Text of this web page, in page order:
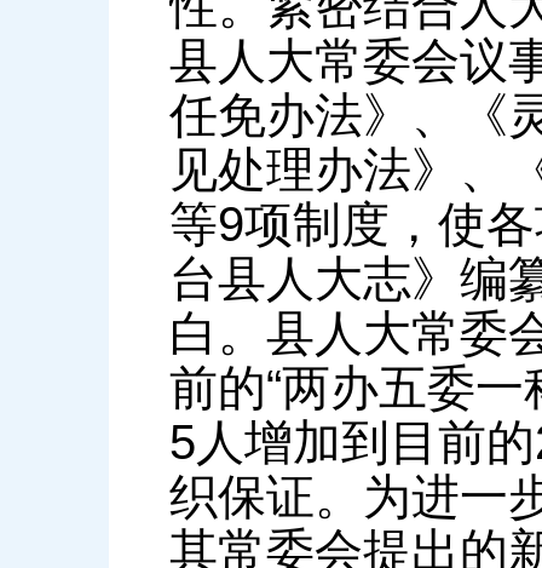
县人大常委会议
任免办法》、《
见处理办法》、
等9项制度，使
台县人大志》编
白。县人大常委
前的“两办五委
5人增加到目前
织保证。为进一
其常委会提出的